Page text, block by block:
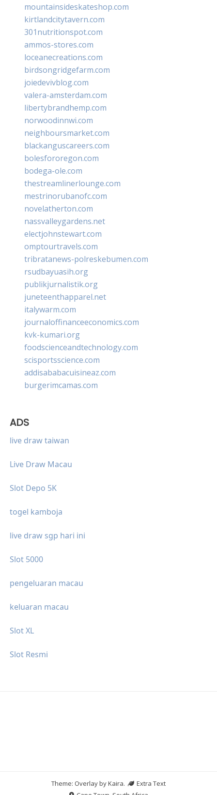
mountainsideskateshop.com
kirtlandcitytavern.com
301nutritionspot.com
ammos-stores.com
loceanecreations.com
birdsongridgefarm.com
joiedevivblog.com
valera-amsterdam.com
libertybrandhemp.com
norwoodinnwi.com
neighboursmarket.com
blackanguscareers.com
bolesfororegon.com
bodega-ole.com
thestreamlinerlounge.com
mestrinorubanofc.com
novelatherton.com
nassvalleygardens.net
electjohnstewart.com
omptourtravels.com
tribratanews-polreskebumen.com
rsudbayuasih.org
publikjurnalistik.org
juneteenthapparel.net
italywarm.com
journaloffinanceeconomics.com
kvk-kumari.org
foodscienceandtechnology.com
scisportsscience.com
addisababacuisineaz.com
burgerimcamas.com
ADS
live draw taiwan
Live Draw Macau
Slot Depo 5K
togel kamboja
live draw sgp hari ini
Slot 5000
pengeluaran macau
keluaran macau
Slot XL
Slot Resmi
Theme: Overlay byKaira.
Extra Text